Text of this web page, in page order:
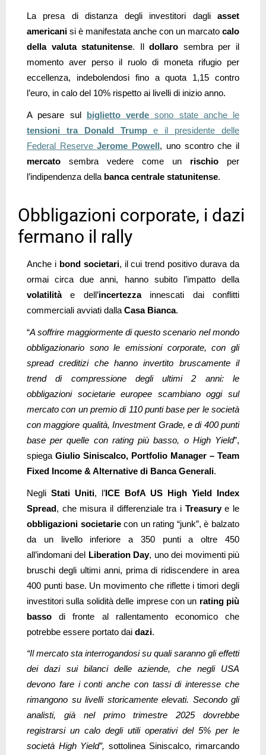
La presa di distanza degli investitori dagli asset
americani si è manifestata anche con un marcato calo
della valuta statunitense. Ildollaro sembra per il
momento aver perso il ruolo di moneta rifugio per
eccellenza, indebolendosi fino a quota 1,15 contro
l’euro, in calo del 10% rispetto ai livelli di inizio anno.
A pesare sul biglietto verde sono state anche le
tensioni tra Donald Trumpe il presidente delle
Federal ReserveJerome Powell , uno scontro che il
mercato sembra vedere come un rischio per
l’indipendenza della banca centrale statunitense.
Obbligazioni corporate, i dazi
fermano il rally
Anche i bond societari, il cui trend positivo durava da
ormai circa due anni, hanno subito l’impatto della
volatilitàe dell’incertezzainnescati dai conflitti
commerciali avviati dallaCasa Bianca.
“A soffrire maggiormente di questo scenario nel mondo
obbligazionario sono le emissioni corporate, con gli
spread creditizi che hanno invertito bruscamente il
trend di compressione degli ultimi 2 anni: le
obbligazioni societarie europee scambiano oggi sul
mercato con un premio di 110 punti base per le società
con maggiore qualità, Investment Grade, e di 400 punti
base per quelle con rating più basso, o High Yield”,
spiega Giulio Siniscalco, Portfolio Manager – Team
Fixed Income & Alternative di Banca Generali.
Negli Stati Uniti, l’ICE BofA US High Yield Index
Spread, che misura il differenziale tra i Treasurye le
obbligazioni societariecon un rating “junk”, è balzato
da un livello inferiore a 350 punti a oltre 450
all’indomani del Liberation Day, uno dei movimenti più
bruschi degli ultimi anni, prima di ridiscendere in area
400 punti base. Un movimento che riflette i timori degli
investitori sulla solidità delle imprese con un rating più
basso di fronte al rallentamento economico che
potrebbe essere portato dai dazi.
“Il mercato sta interrogandosi su quali saranno gli effetti
dei dazi sui bilanci delle aziende, che negli USA
devono fare i conti anche con tassi di interesse che
rimangono su livelli storicamente elevati. Secondo gli
analisti, già nel primo trimestre 2025 dovrebbe
registrarsi un calo degli utili operativi del 5% per le
società High Yield”, sottolinea Siniscalco, rimarcando